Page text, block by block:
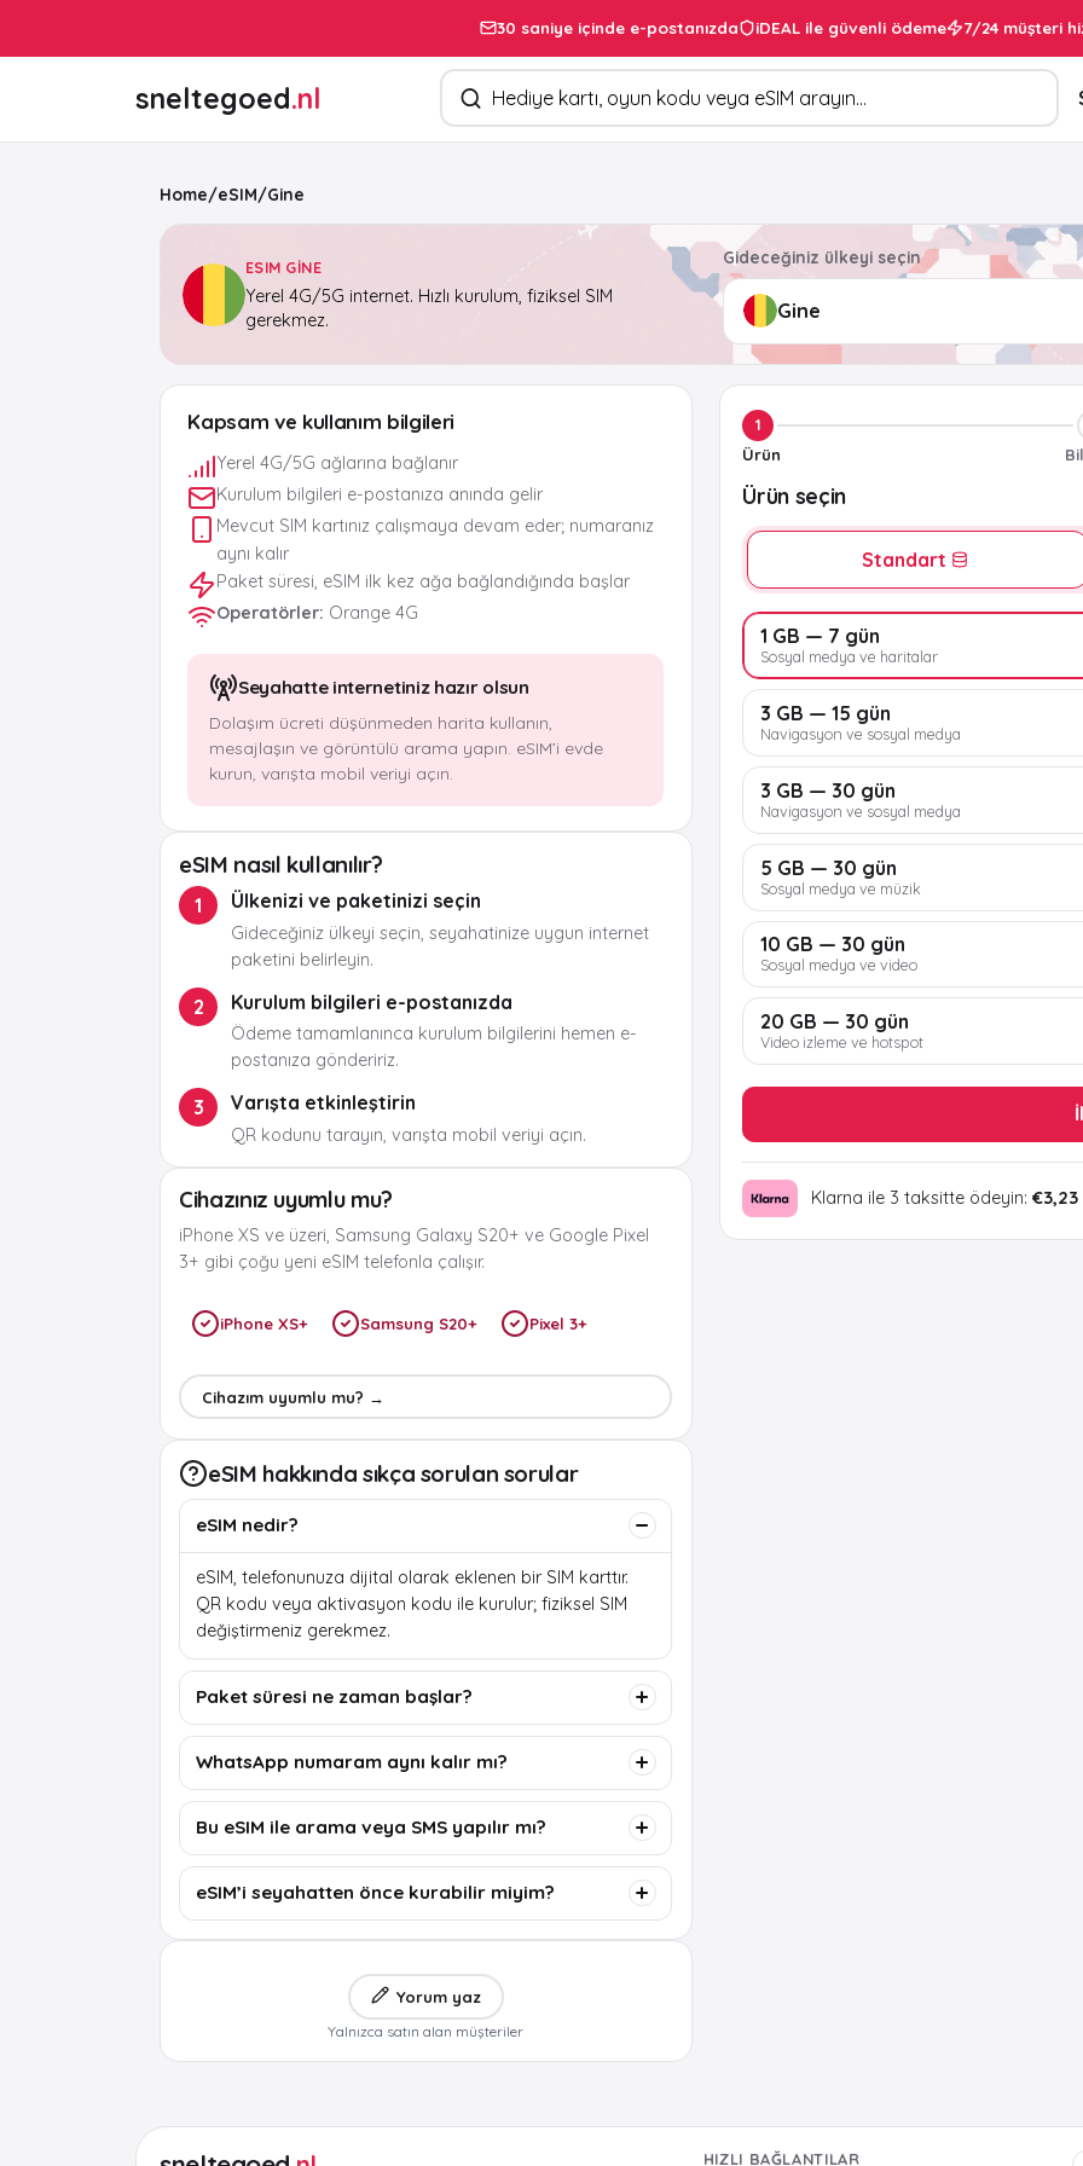
30 saniye içinde e-postanızda iDEAL ile güvenli ödeme 7/24 müşteri
sneltegoed.nl Ürün arayın
Home/eSIM/Gine
ESIM GINE
Yerel 4G/5G internet. Hızlı kurulum, fiziksel SIM
gerekmez.
Gideceğiniz ülkeyi seçin
Kapsam ve kullanım bilgileri
Yerel 4G/5G ağlarına bağlanır
Kurulum bilgileri e-postanıza anında gelir
Mevcut SIM kartınız çalışmaya devam eder; numaranız
aynı kalır
Paket süresi, eSIM ilk kez ağa bağlandığında başlar
Operatörler: Orange 4G
Seyahatte internetiniz hazır olsun
Dolaşım ücreti düşünmeden harita kullanın,
mesajlaşın ve görüntülü arama yapın. eSIM’i evde
kurun, varışta mobil veriyi açın.
eSIM nasıl kullanılır?
1 Ülkenizi ve paketinizi seçin
Gideceğiniz ülkeyi seçin, seyahatinize uygun internet
paketini belirleyin.
2 Kurulum bilgileri e-postanızda
Ödeme tamamlanınca kurulum bilgilerini hemen e-
postanıza göndeririz.
3 Varışta etkinleştirin
QR kodunu tarayın, varışta mobil veriyi açın.
Cihazınız uyumlu mu?
iPhone XS ve üzeri, Samsung Galaxy S20+ ve Google Pixel
3+ gibi çoğu yeni eSIM telefonla çalışır.
iPhone XS+ Samsung S20+ Pixel 3+
Cihazım uyumlu mu? →
eSIM hakkında sıkça sorulan sorular
eSIM nedir?
eSIM, telefonunuza dijital olarak eklenen bir SIM karttır.
QR kodu veya aktivasyon kodu ile kurulur; fiziksel SIM
değiştirmeniz gerekmez.
Paket süresi ne zaman başlar?
WhatsApp numaram aynı kalır mı?
Bu eSIM ile arama veya SMS yapılır mı?
eSIM’i seyahatten önce kurabilir miyim?
Yorum yaz
Yalnızca satın alan müşteriler
1
Ürün
Ürün seçin
Standart
1 GB — 7 gün
Sosyal medya ve haritalar
3 GB — 15 gün
Navigasyon ve sosyal medya
3 GB — 30 gün
Navigasyon ve sosyal medya
5 GB — 30 gün
Sosyal medya ve müzik
10 GB — 30 gün
Sosyal medya ve video
20 GB — 30 gün
Video izleme ve hotspot
Klarna ile 3 taksitte ödeyin: €3,23
HIZLI BAĞLANTILAR